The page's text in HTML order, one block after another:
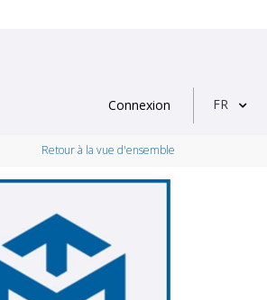
Connexion FR
Retour à la vue d'ensemble